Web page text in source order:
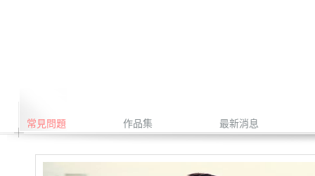
常見問題 作品集 最新消息